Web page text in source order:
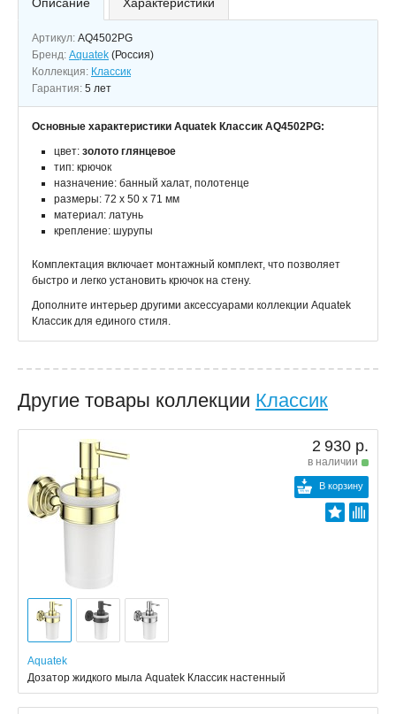
Артикул: AQ4502PG
Бренд: Aquatek (Россия)
Коллекция: Классик
Гарантия: 5 лет
Основные характеристики Aquatek Классик AQ4502PG:
цвет: золото глянцевое
тип: крючок
назначение: банный халат, полотенце
размеры: 72 х 50 х 71 мм
материал: латунь
крепление: шурупы
Комплектация включает монтажный комплект, что позволяет
быстро и легко установить крючок на стену.
Дополните интерьер другими аксессуарами коллекции Aquatek
Классик для единого стиля.
Другие товары коллекции Классик
2 930 р.
в наличии
В корзину
Aquatek
Дозатор жидкого мыла Aquatek Классик настенный